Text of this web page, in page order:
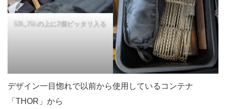
53L,75Lの上に2個ピッタリ入る
デザイン一目惚れで以前から使用しているコンテナ
「THOR」から